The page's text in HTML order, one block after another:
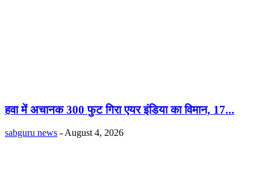
हवा में अचानक 300 फुट गिरा एयर इंडिया का विमान, 17...
sabguru news - August 4, 2026